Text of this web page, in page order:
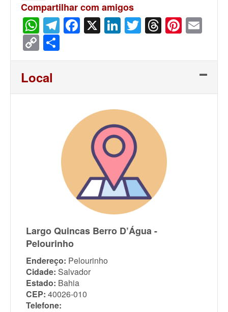
Compartilhar com amigos
WhatsApp
Telegram
Facebook
X LinkedIn
Twitter
Threads
Copy
Link
Local
Largo Quincas Berro D’Água -
Pelourinho
Endereço: Pelourinho
Cidade: Salvador
Estado: Bahia
CEP: 40026-010
Telefone: